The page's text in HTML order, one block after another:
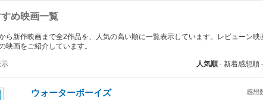
め映画一覧
ら新作映画まで全2作品を、人気の高い順に一覧表示しています。レビューン映
映画をご紹介しています。
人気順 新着感想順
ウォーターボーイズ 感想